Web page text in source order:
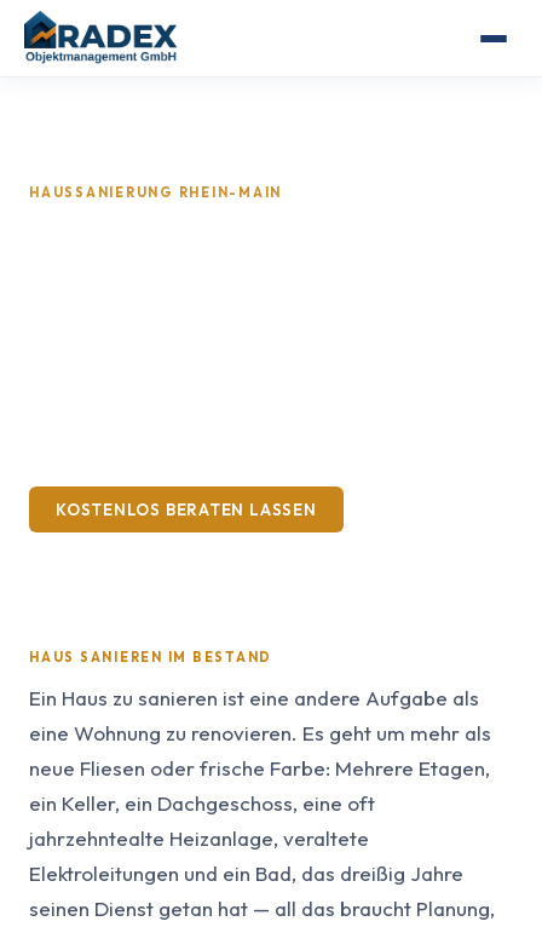
HAUSSANIERUNG RHEIN-MAIN
KOSTENLOS BERATEN LASSEN
HAUS SANIEREN IM BESTAND
Ein Haus zu sanieren ist eine andere Aufgabe als
eine Wohnung zu renovieren. Es geht um mehr als
neue Fliesen oder frische Farbe: Mehrere Etagen,
ein Keller, ein Dachgeschoss, eine oft
jahrzehntealte Heizanlage, veraltete
Elektroleitungen und ein Bad, das dreißig Jahre
seinen Dienst getan hat — all das braucht Planung,